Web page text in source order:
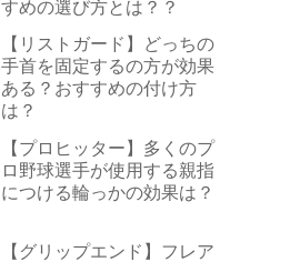
すめの選び方とは？？
【リストガード】どっちの
手首を固定するの方が効果
ある？おすすめの付け方
は？
【プロヒッター】多くのプ
ロ野球選手が使用する親指
につける輪っかの効果は？
【グリップエンド】フレア